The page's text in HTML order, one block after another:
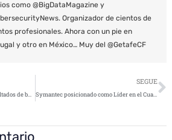
como @BigDataMagazine y
Organizador de cientos de
profesionales. Ahora con un pie en
y otro en México… Muy del @GetafeCF
Los estafadores usan falsos resultados de búsqueda para engañar a los asistentes de voz
SEGUE
Symantec posicionado como Líder en el Cuadrante Mágico de Gartner para plataformas de protección de endpoints